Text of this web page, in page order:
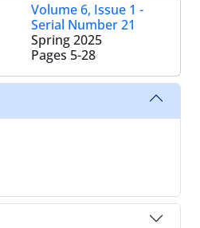
Volume 6, Issue 1 -
Serial Number 21
Spring 2025
Pages 5-28